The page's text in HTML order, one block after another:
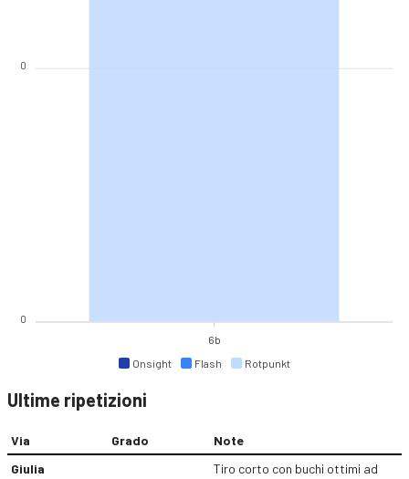
Onsight Flash Rotpunkt
0
0
6b
Ultime ripetizioni
Via Grado
Note
Giulia
Tiro corto con buchi ottimi ad